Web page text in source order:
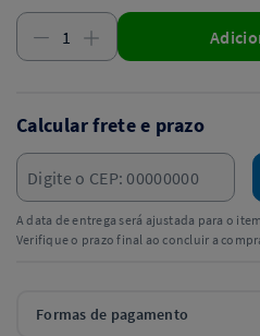
Calcular frete e prazo
A data de entrega será ajustada para o
Verifique o prazo final ao concluir a
Formas de pagamento